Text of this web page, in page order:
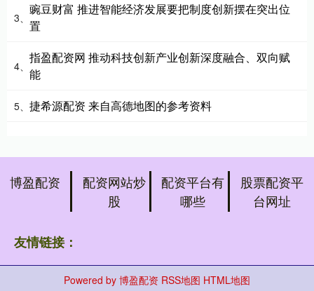
3、
豌豆财富 推进智能经济发展要把制度创新摆在突出位
置
4、
指盈配资网 推动科技创新产业创新深度融合、双向赋
能
5、 捷希源配资 来自高德地图的参考资料
博盈配资
配资网站炒
股
配资平台有
哪些
股票配资平
台网址
友情链接：
Powered by 博盈配资 RSS地图 HTML地图